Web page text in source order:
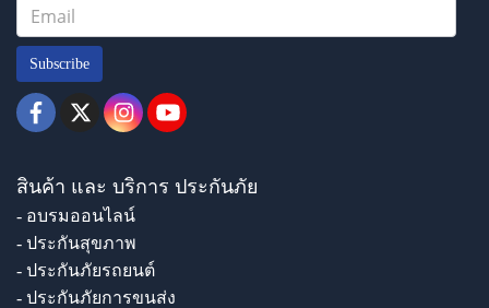
Subscribe
สินค้า และ บริการ ประกันภัย
- อบรมออนไลน์
- ประกันสุขภาพ
- ประกันภัยรถยนต์
- ประกันภัยการขนส่ง